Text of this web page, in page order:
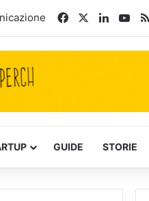
FacebookLinkedIn
You
GUIDE STORIE